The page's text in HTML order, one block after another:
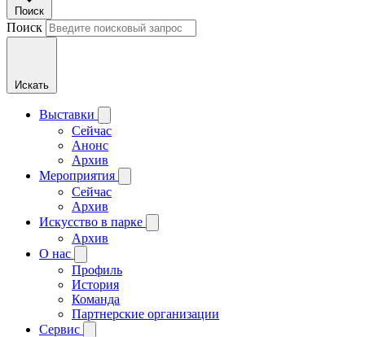
Поиск
Поиск
Искать
Выставки
Сейчас
Анонс
Архив
Мероприятия
Сейчас
Архив
Искусство в парке
Архив
О нас
Профиль
История
Команда
Партнерские организации
Сервис